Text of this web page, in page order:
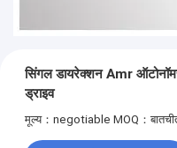
सिंगल डायरेक्शन Amr ऑटोनॉमस
ड्राइव
मूल्य：negotiable MOQ：